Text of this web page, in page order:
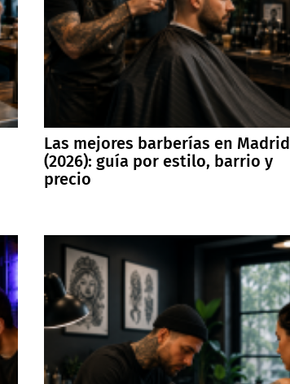
Las mejores barberías en Madrid
(2026): guía por estilo, barrio y
precio